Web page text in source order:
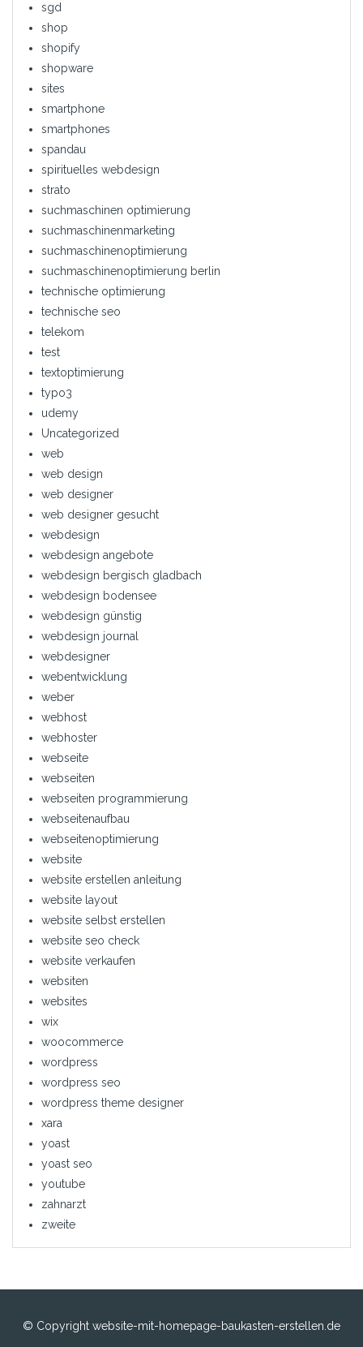
sgd
shop
shopify
shopware
sites
smartphone
smartphones
spandau
spirituelles webdesign
strato
suchmaschinen optimierung
suchmaschinenmarketing
suchmaschinenoptimierung
suchmaschinenoptimierung berlin
technische optimierung
technische seo
telekom
test
textoptimierung
typo3
udemy
Uncategorized
web
web design
web designer
web designer gesucht
webdesign
webdesign angebote
webdesign bergisch gladbach
webdesign bodensee
webdesign günstig
webdesign journal
webdesigner
webentwicklung
weber
webhost
webhoster
webseite
webseiten
webseiten programmierung
webseitenaufbau
webseitenoptimierung
website
website erstellen anleitung
website layout
website selbst erstellen
website seo check
website verkaufen
websiten
websites
wix
woocommerce
wordpress
wordpress seo
wordpress theme designer
xara
yoast
yoast seo
youtube
zahnarzt
zweite
© Copyright website-mit-homepage-baukasten-erstellen.de